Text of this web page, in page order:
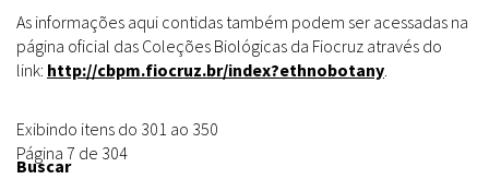
As informações aqui contidas também podem ser acessadas na
página oficial das Coleções Biológicas da Fiocruz através do
link: http://cbpm.fiocruz.br/index?ethnobotany.
Exibindo itens do 301 ao 350
Página 7 de 304
Buscar